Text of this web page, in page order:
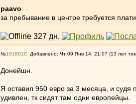
paavo
за пребывание в центре требуется
№181801 Добавлено: Чт 09 Янв 14, 21:07 (13 лет
Донейшн.
Я оставил 950 евро за 3 месяца, и
удивлен, тк сидят там одни европейцы.